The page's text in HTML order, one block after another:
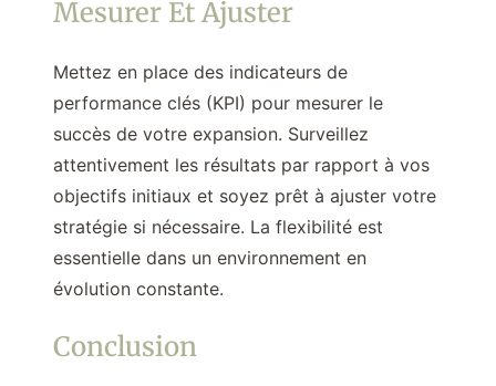
Mesurer Et Ajuster
Mettez en place des indicateurs de
performance clés (KPI) pour mesurer le
succès de votre expansion. Surveillez
attentivement les résultats par rapport à vos
objectifs initiaux et soyez prêt à ajuster votre
stratégie si nécessaire. La flexibilité est
essentielle dans un environnement en
évolution constante.
Conclusion